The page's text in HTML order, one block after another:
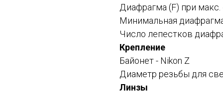
Диафрагма (F) при
Минимальная
Число лепестков
Крепление
Байонет - Nikon Z
Диаметр резьбы для
Линзы